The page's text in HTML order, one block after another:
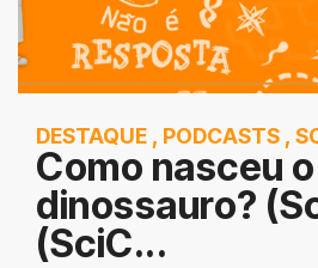
DESTAQUE , PODCASTS ,
Como nasceu
dinossauro?
(SciC...